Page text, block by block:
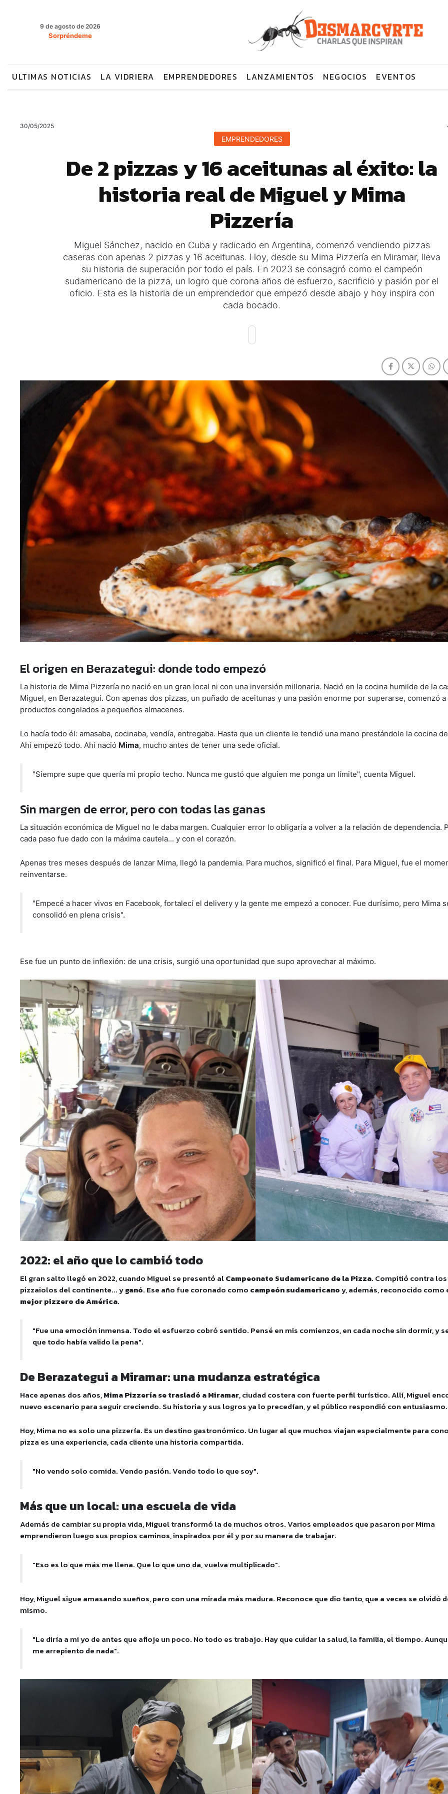
9 de agosto de 2026
Sorpréndeme
ULTIMAS NOTICIAS LA VIDRIERA EMPRENDEDORES LANZAMIENTOS NEGOCIOS EVENTOS
30/05/2025
EMPRENDEDORES
De 2 pizzas y 16 aceitunas al éxito: la
historia real de Miguel y Mima
Pizzería
Miguel Sánchez, nacido en Cuba y radicado en Argentina, comenzó vendiendo pizzas
caseras con apenas 2 pizzas y 16 aceitunas. Hoy, desde su Mima Pizzería en Miramar, lleva
su historia de superación por todo el país. En 2023 se consagró como el campeón
sudamericano de la pizza, un logro que corona años de esfuerzo, sacrificio y pasión por el
oficio. Esta es la historia de un emprendedor que empezó desde abajo y hoy inspira con
cada bocado.
El origen en Berazategui: donde todo empezó
La historia de Mima Pizzería no nació en un gran local ni con una inversión millonaria. Nació en la cocina humilde de la
Miguel, en Berazategui. Con apenas dos pizzas, un puñado de aceitunas y una pasión enorme por superarse, comenzó
productos congelados a pequeños almacenes.
Lo hacía todo él: amasaba, cocinaba, vendía, entregaba. Hasta que un cliente le tendió una mano prestándole la cocina
Ahí empezó todo. Ahí nació Mima, mucho antes de tener una sede oficial.
"Siempre supe que quería mi propio techo. Nunca me gustó que alguien me ponga un límite", cuenta Miguel.
Sin margen de error, pero con todas las ganas
La situación económica de Miguel no le daba margen. Cualquier error lo obligaría a volver a la relación de dependencia.
cada paso fue dado con la máxima cautela... y con el corazón.
Apenas tres meses después de lanzar Mima, llegó la pandemia. Para muchos, significó el final. Para Miguel, fue el
reinventarse.
"Empecé a hacer vivos en Facebook, fortalecí el delivery y la gente me empezó a conocer. Fue durísimo, pero Mima
consolidó en plena crisis".
Ese fue un punto de inflexión: de una crisis, surgió una oportunidad que supo aprovechar al máximo.
2022: el año que lo cambió todo
El gran salto llegó en 2022, cuando Miguel se presentó alCampeonato Sudamericano de la Pizza. Compitió contra
pizzaiolos del continente... yganó. Ese año fue coronado como campeón sudamericanoy, además, reconocido como
mejor pizzero de América.
"Fue una emoción inmensa. Todo el esfuerzo cobró sentido. Pensé en mis comienzos, en cada noche sin dormir, y
que todo había valido la pena".
De Berazategui a Miramar: una mudanza estratégica
Hace apenas dos años,Mima Pizzería se trasladó a Miramar, ciudad costera con fuerte perfil turístico. Allí, Miguel
nuevo escenario para seguir creciendo. Su historia y sus logros ya lo precedían, y el público respondió con entusiasmo.
Hoy, Mima no es solo una pizzería. Es un destino gastronómico. Un lugar al que muchos viajan especialmente para
pizza es una experiencia, cada cliente una historia compartida.
"No vendo solo comida. Vendo pasión. Vendo todo lo que soy".
Más que un local: una escuela de vida
Además de cambiar su propia vida, Miguel transformó la de muchos otros. Varios empleados que pasaron por Mima
emprendieron luego sus propios caminos, inspirados por él y por su manera de trabajar.
"Eso es lo que más me llena. Que lo que uno da, vuelva multiplicado".
Hoy, Miguel sigue amasando sueños, pero con una mirada más madura. Reconoce que dio tanto, que a veces se olvidó
mismo.
"Le diría a mi yo de antes que afloje un poco. No todo es trabajo. Hay que cuidar la salud, la familia, el tiempo.
me arrepiento de nada".